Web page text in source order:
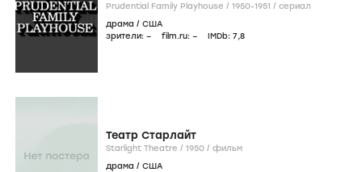
Prudential Family Playhouse / 1950-1951 / сериал
драма / США
зрители: – film.ru: – IMDb: 7,8
Театр Старлайт
Starlight Theatre / 1950 / фильм
драма / США